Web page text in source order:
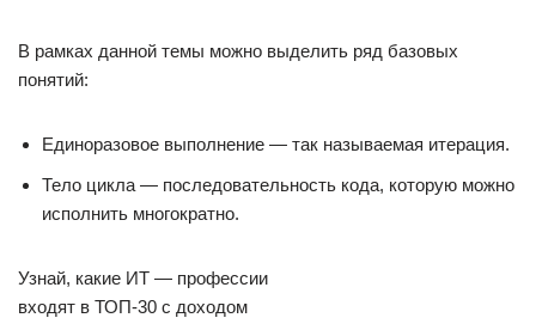
В рамках данной темы можно выделить ряд базовых
понятий:
Единоразовое выполнение — так называемая итерация.
Тело цикла — последовательность кода, которую можно
исполнить многократно.
Узнай, какие ИТ — профессии
входят в ТОП-30 с доходом